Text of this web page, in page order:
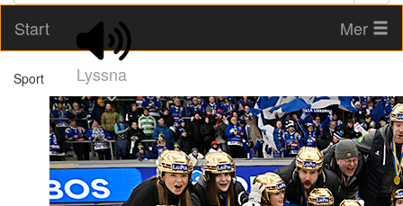
Start
Lyssna
Mer
Sport